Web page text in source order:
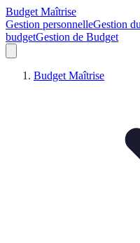
Budget Maîtrise
Gestion personnelleGestion
budgetGestion de Budget
Budget Maîtrise